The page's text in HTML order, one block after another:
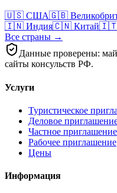
🇺🇸 США🇬🇧
🇮🇳 Индия🇨🇳 Китай
Все страны →
Данные проверены:
сайты консульств РФ.
Услуги
Туристическое
Деловое
Частное приглашение
Рабочее приглашение
Цены
Информация